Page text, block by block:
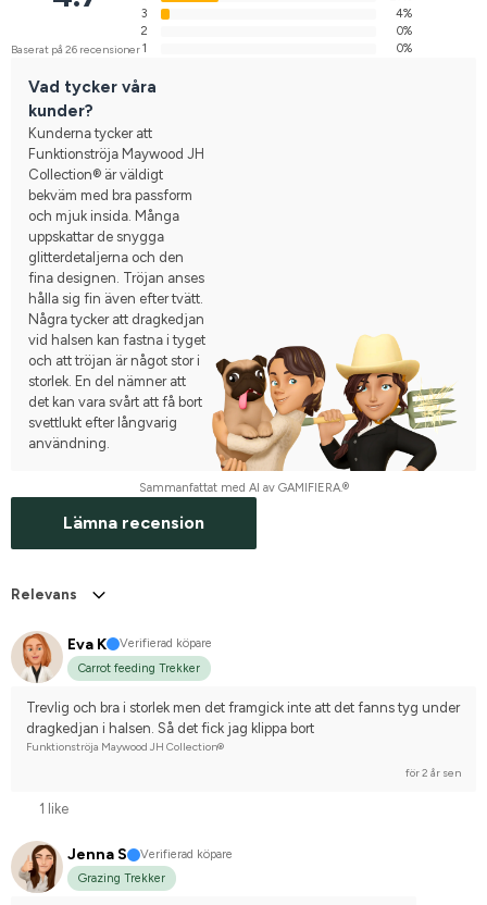
Baserat på 26 recensioner
3
4%
2
0%
1
0%
Vad tycker våra
kunder?
Kunderna tycker att
Funktionströja Maywood JH
Collection® är väldigt
bekväm med bra passform
och mjuk insida. Många
uppskattar de snygga
glitterdetaljerna och den
fina designen. Tröjan anses
hålla sig fin även efter tvätt.
Några tycker att dragkedjan
vid halsen kan fastna i tyget
och att tröjan är något stor i
storlek. En del nämner att
det kan vara svårt att få bort
svettlukt efter långvarig
användning.
Sammanfattat med AI av GAMIFIERA.®
Lämna recension
Relevans
Eva K
Verifierad köpare
Carrot feeding Trekker
Trevlig och bra i storlek men det framgick inte att det fanns tyg under
dragkedjan i halsen. Så det fick jag klippa bort
Funktionströja Maywood JH Collection®
för 2 år sen
1 like
Jenna S
Verifierad köpare
Grazing Trekker